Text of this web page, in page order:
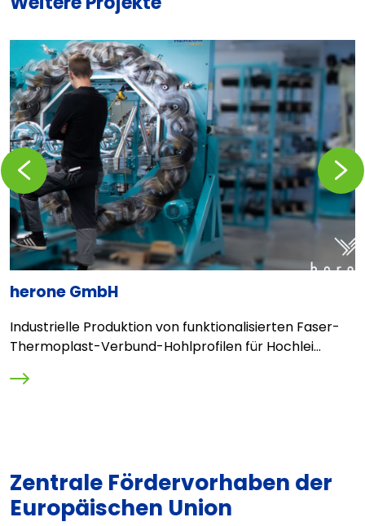
herone GmbH
Industrielle Produktion von funktionalisierten Faser-
Thermoplast-Verbund-Hohlprofilen für Hochlei...
Zurückblättern
Zentrale Fördervorhaben der
Europäischen Union